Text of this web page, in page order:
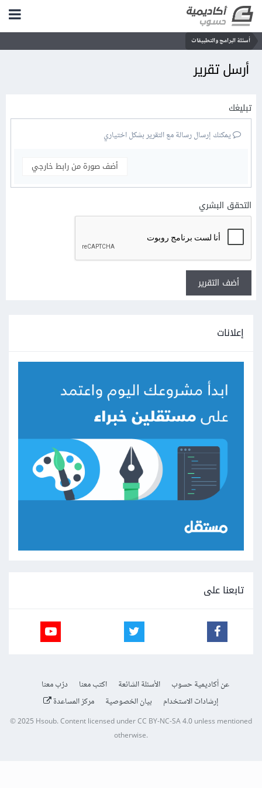
أسئلة البرامج والتطبيقات
أرسل تقرير
تبليغك
يمكنك إرسال رسالة مع التقرير بشكل اختياري
أضف صورة من رابط خارجي
التحقق البشري
أضف التقرير
إعلانات
تابعنا على
عن أكاديمية حسوب الأسئلة الشائعة اكتب معنا
درّب معنا
إرشادات الاستخدام
بيان الخصوصية مركز المساعدة
© 2025 Hsoub.Content licensed underCC BY-NC-SA 4.0unless mentioned
otherwise.